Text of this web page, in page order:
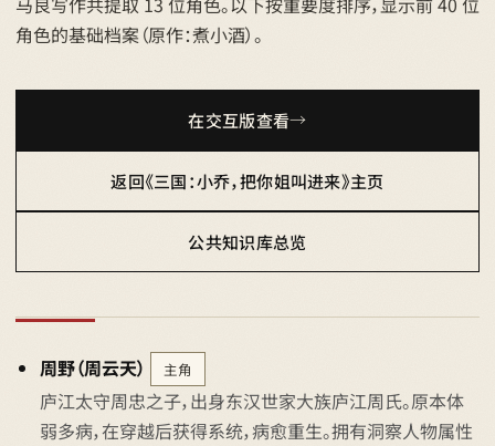
角色的基础档案（原作：煮小酒）。
在交互版查看
返回《三国：小乔，把你姐叫进来》主页
公共知识库总览
周野（周云天） 主角
庐江太守周忠之子，出身东汉世家大族庐江周氏。原本体
弱多病，在穿越后获得系统，病愈重生。拥有洞察人物属性